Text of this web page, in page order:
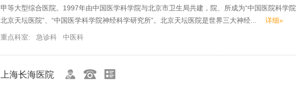
甲等大型综合医院。1997年由中国医学科学院与北京市卫生局共建，院、所成为“中国医院科学院
北京天坛医院”、“中国医学科学院神经科学研究所”。北京天坛医院是世界三大神经... 详细»
重点科室: 急诊科 中医科
上海长海医院